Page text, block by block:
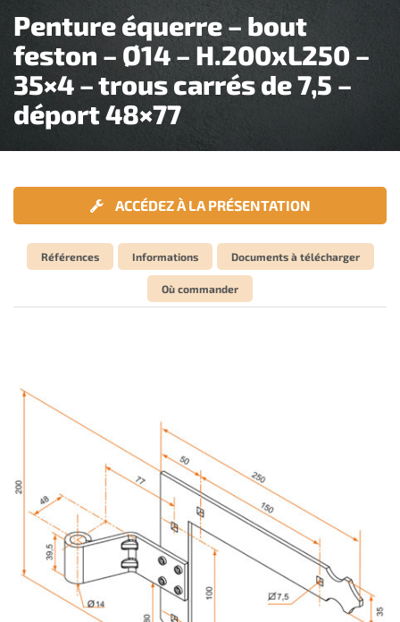
Penture équerre – bout
feston – Ø14 – H.200xL250 –
35×4 – trous carrés de 7,5 –
déport 48×77
ACCÉDEZ À LA PRÉSENTATION
Références Informations Documents à télécharger
Où commander